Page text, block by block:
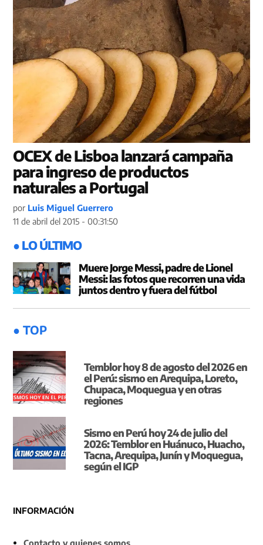
OCEX de Lisboa lanzará campaña
para ingreso de productos
naturales a Portugal
por Luis Miguel Guerrero
11 de abril del 2015 - 00:31:50
● LO ÚLTIMO
Muere Jorge Messi, padre de Lionel
Messi: las fotos que recorren una vida
juntos dentro y fuera del fútbol
● TOP
Temblor hoy 8 de agosto del 2026 en
el Perú: sismo en Arequipa, Loreto,
Chupaca, Moquegua y en otras
regiones
Sismo en Perú hoy 24 de julio del
2026: Temblor en Huánuco, Huacho,
Tacna, Arequipa, Junín y Moquegua,
según el IGP
INFORMACIÓN
Contacto y quienes somos